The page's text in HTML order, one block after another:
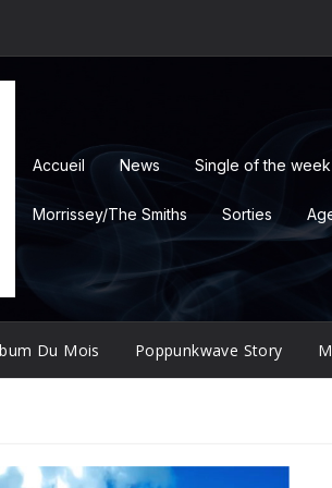
Accueil News Single of the week
Morrissey/The Smiths Sorties
Du Mois Poppunkwave Story